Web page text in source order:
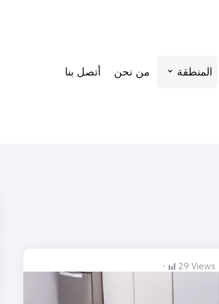
المنطقة من نحن أتصل بنا
29 Views